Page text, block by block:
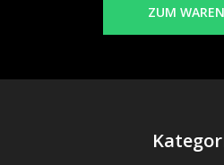
ZUM